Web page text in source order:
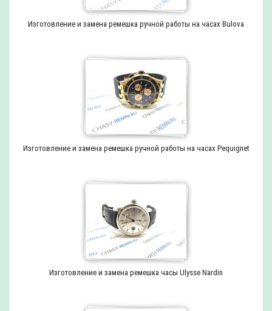
Изготовление и замена ремешка ручной работы на часах Bulova
Изготовление и замена ремешка ручной работы на часах Pequignet
Изготовление и замена ремешка часы Ulysse Nardin